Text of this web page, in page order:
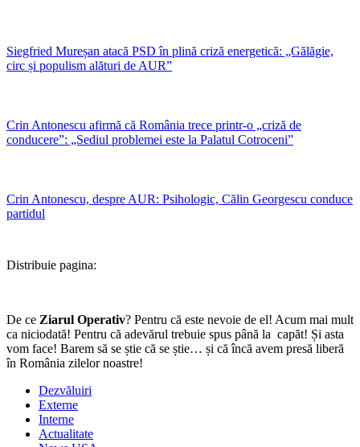
Siegfried Mureșan atacă PSD în plină criză energetică: „Gălăgie,
circ și populism alături de AUR”
Crin Antonescu afirmă că România trece printr-o „criză de
conducere”: „Sediul problemei este la Palatul Cotroceni”
Crin Antonescu, despre AUR: Psihologic, Călin Georgescu conduce
partidul
Distribuie pagina:
De ce Ziarul Operativ? Pentru că este nevoie de el! Acum mai mult
ca niciodată! Pentru că adevărul trebuie spus până la capăt! Și asta
vom face! Barem să se știe că se știe… și că încă avem presă liberă
în România zilelor noastre!
Dezvăluiri
Externe
Interne
Actualitate